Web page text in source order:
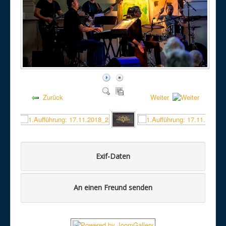
Zurück Weiter
Exif-Daten
An einen Freund senden